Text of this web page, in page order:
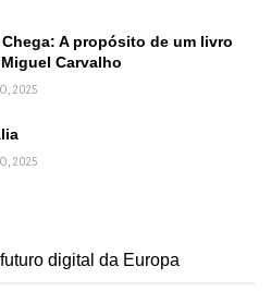
A propósito de um livro
Carvalho
2025
2025
digital da Europa